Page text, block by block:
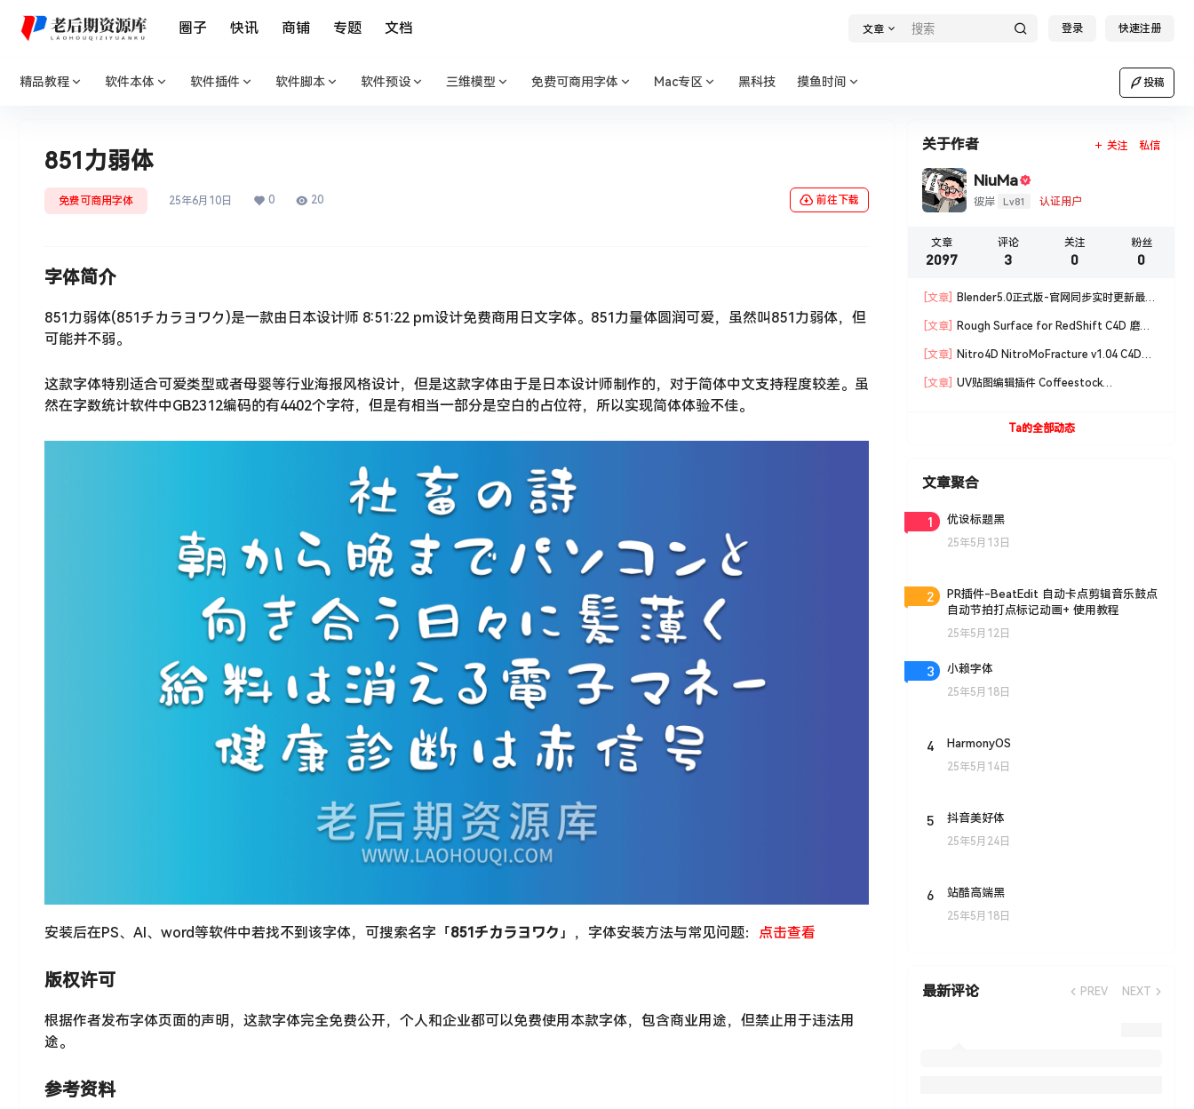
圈子 快讯 商铺 专题 文档 文章 登录 快速注册
精品教程 软件本体 软件插件 软件脚本 软件预设 三维模型 免费可商用字体 Mac专区 黑科技 摸鱼时间 投稿
851力弱体
免费可商用字体 25年6月10日 0 20 前往下载
字体简介
851力弱体(851チカラヨワク)是一款由日本设计师 8:51:22 pm设计免费商用日文字体。851力量体圆润可爱，虽然叫851力弱体，但
可能并不弱。
这款字体特别适合可爱类型或者母婴等行业海报风格设计，但是这款字体由于是日本设计师制作的，对于简体中文支持程度较差。虽
然在字数统计软件中GB2312编码的有4402个字符，但是有相当一部分是空白的占位符，所以实现简体体验不佳。
安装后在PS、AI、word等软件中若找不到该字体，可搜索名字「851チカラヨワク 」，字体安装方法与常见问题： 点击查看
版权许可
根据作者发布字体页面的声明，这款字体完全免费公开，个人和企业都可以免费使用本款字体，包含商业用途，但禁止用于违法用
途。
参考资料
关于作者 关注 私信
NiuMa
彼岸 Lv81 认证用户
文章
2097
评论
3
关注
0
粉丝
0
[文章]
Blender5.0正式版-官网同步实时更新最新
[文章]
Rough Surface for RedShift C4D 磨损
[文章]
Nitro4D NitroMoFracture v1.04 C4D插
[文章]
UV贴图编辑插件 Coffeestock
Ta的全部动态
文章聚合
1 优设标题黑
25年5月13日
2
PR插件-BeatEdit 自动卡点剪辑音乐鼓点
自动节拍打点标记动画+ 使用教程
25年5月12日
3 小赖字体
25年5月18日
4 HarmonyOS
25年5月14日
5 抖音美好体
25年5月24日
6 站酷高端黑
25年5月18日
最新评论 PREV NEXT